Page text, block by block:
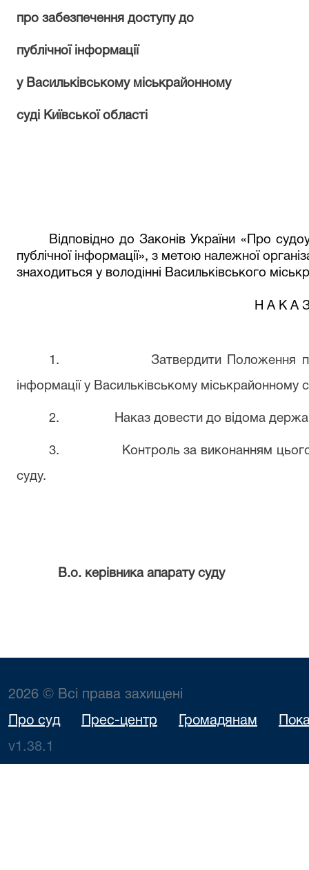
про забезпечення доступу до
публічної інформації
у Васильківському міськрайонному
суді Київської області
Відповідно до Законів України «Про
публічної інформації», з метою належної
знаходиться у володінні Васильківського
Н А К А
1. Затвердити Положення
інформації у Васильківському міськрайонному
2. Наказ довести до відома
3. Контроль за виконанням
суду.
В.о. керівника апарату суду
2026 © Всі права захищені
Про суд Прес-центр Громадянам
v1.38.1